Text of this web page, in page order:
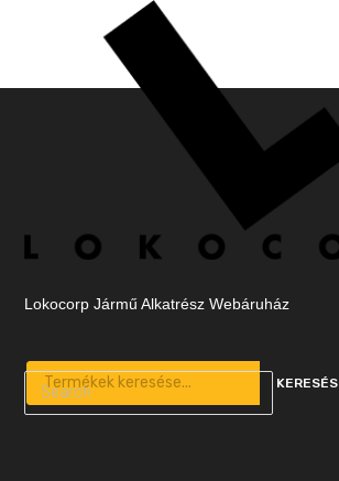
Products search
KERESÉS
Lokocorp Jármű Alkatrész Webáruház